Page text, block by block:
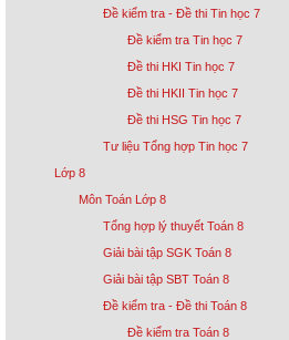
Đề kiểm tra - Đề thi Tin học 7
Đề kiểm tra Tin học 7
Đề thi HKI Tin học 7
Đề thi HKII Tin học 7
Đề thi HSG Tin học 7
Tư liệu Tổng hợp Tin học 7
Lớp 8
Môn Toán Lớp 8
Tổng hợp lý thuyết Toán 8
Giải bài tập SGK Toán 8
Giải bài tập SBT Toán 8
Đề kiểm tra - Đề thi Toán 8
Đề kiểm tra Toán 8